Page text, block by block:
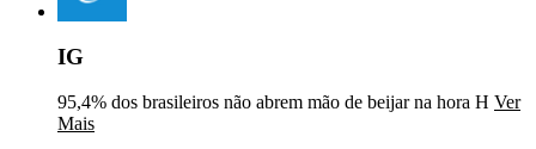
IG
95,4% dos brasileiros não abrem mão de beijar na hora H Ver
Mais